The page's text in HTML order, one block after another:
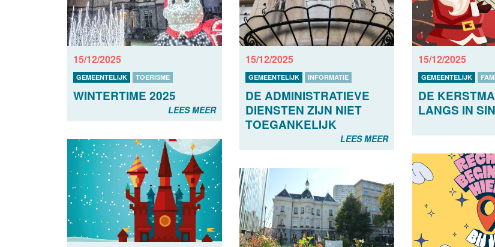
15/12/2025
GEMEENTELIJK TOERISME
WINTERTIME 2025
LEES MEER
15/12/2025
GEMEENTELIJK INFORMATIE
DE ADMINISTRATIEVE
DIENSTEN ZIJN NIET
TOEGANKELIJK
LEES MEER
15/12/2025
GEMEENTELIJK
DE
LANGS IN